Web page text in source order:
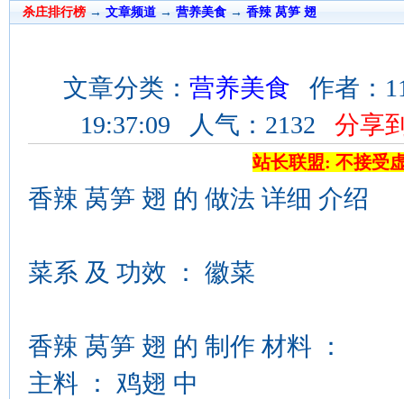
杀庄排行榜 → 文章频道→ 营养美食 → 香辣 莴笋 翅
文章分类： 营养美食 作者：
19:37:09 人气：2132 分享
站长联盟: 不接受
香辣 莴笋 翅 的 做法 详细 介绍
菜系 及 功效 ： 徽菜
香辣 莴笋 翅 的 制作 材料 ：
主料 ： 鸡翅 中